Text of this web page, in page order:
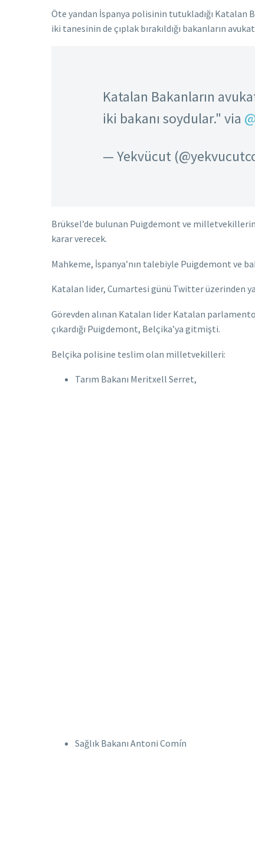
Öte yandan İspanya polisinin tutukladığı Katalan
iki tanesinin de çıplak bırakıldığı bakanların
Katalan Bakanların
iki bakanı soydular." via
— Yekvücut
Brüksel’de bulunan Puigdemont ve
karar verecek.
Mahkeme, İspanya’nın talebiyle Puigdemont ve
Katalan lider, Cumartesi günü Twitter üzerinden
Görevden alınan Katalan lider Katalan
çıkardığı Puigdemont, Belçika’ya gitmişti.
Belçika polisine teslim olan milletvekilleri:
Tarım Bakanı Meritxell Serret,
Sağlık Bakanı Antoni Comín